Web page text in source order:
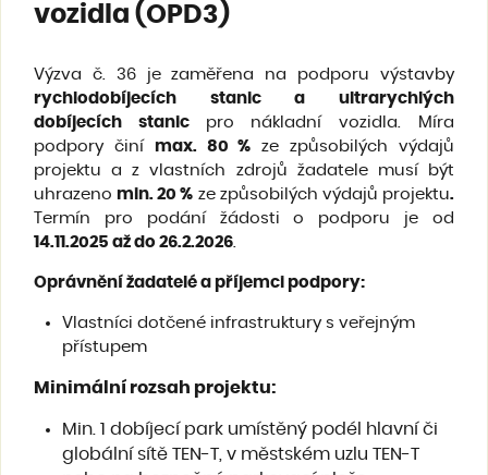
vozidla (OPD3)
Výzva č. 36 je zaměřena na podporu výstavby
rychlodobíjecích stanic a ultrarychlých
dobíjecích stanic pro nákladní vozidla. Míra
podpory činí max. 80 % ze způsobilých výdajů
projektu a z vlastních zdrojů žadatele musí být
uhrazenomin. 20 % ze způsobilých výdajů projektu.
Termín pro podání žádosti o podporu je od
14.11.2025 až do 26.2.2026.
Oprávnění žadatelé a příjemci podpory:
Vlastníci dotčené infrastruktury s veřejným
přístupem
Minimální rozsah projektu:
Min. 1 dobíjecí park umístěný podél hlavní či
globální sítě TEN-T, v městském uzlu TEN-T